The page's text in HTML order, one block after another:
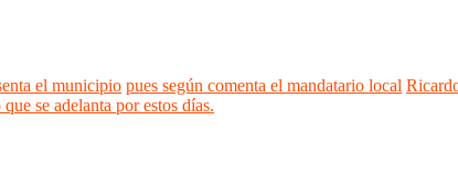
el municipio pues según comenta el mandatario local
se adelanta por estos días.